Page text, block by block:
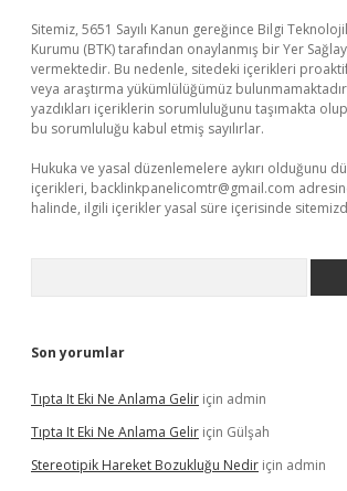
Sitemiz, 5651 Sayılı Kanun gereğince Bilgi
Kurumu (BTK) tarafından onaylanmış bir Yer
vermektedir. Bu nedenle, sitedeki içerikleri
veya araştırma yükümlülüğümüz
yazdıkları içeriklerin sorumluluğunu taşımakta
bu sorumluluğu kabul etmiş sayılırlar.
Hukuka ve yasal düzenlemelere aykırı olduğunu
içerikleri, backlinkpanelicomtr@gmail.com
halinde, ilgili içerikler yasal süre içerisinde
Son yorumlar
Tıpta It Eki Ne Anlama Gelir için admin
Tıpta It Eki Ne Anlama Gelir için Gülşah
Stereotipik Hareket Bozukluğu Nedir için admin